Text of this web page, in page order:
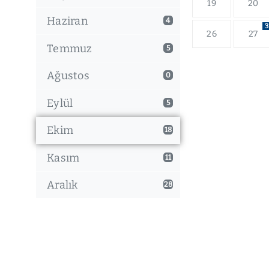
Haziran 4
Temmuz 5
Ağustos 0
Eylül 5
Ekim 18
Kasım 11
Aralık 28
19 20
26 27
3